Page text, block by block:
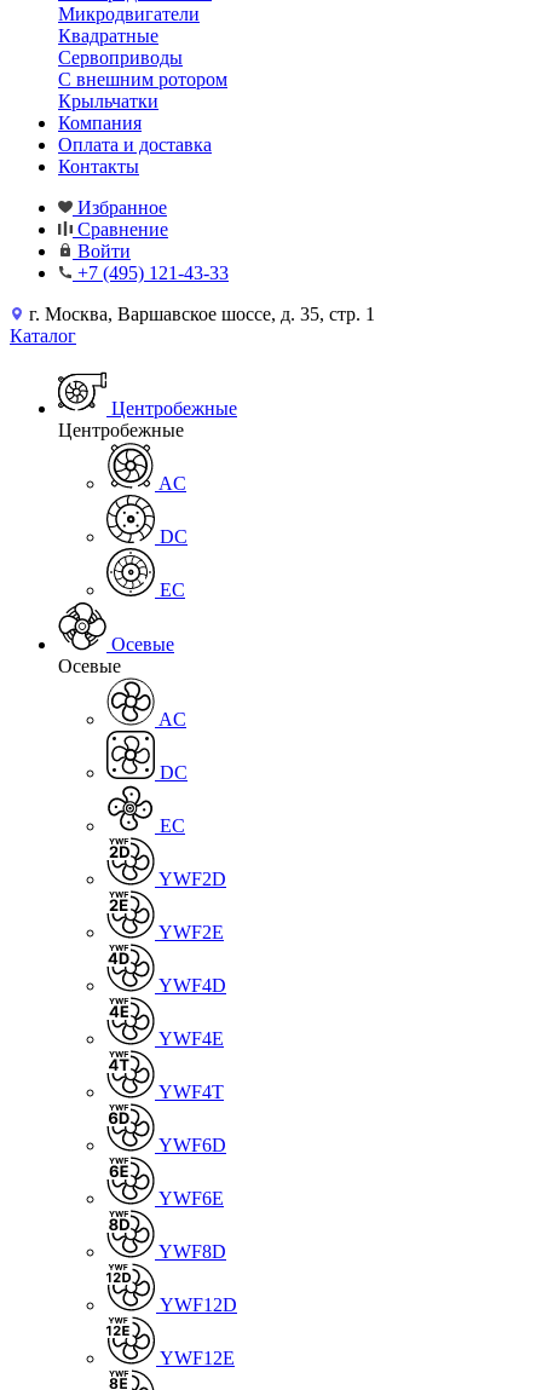
Микродвигатели
Квадратные
Сервоприводы
С внешним ротором
Крыльчатки
Компания
Оплата и доставка
Контакты
Избранное
Сравнение
Войти
+7 (495) 121-43-33
г. Москва, Варшавское шоссе, д. 35, стр. 1
Каталог
Центробежные
Центробежные
AC
DC
EC
Осевые
Осевые
AC
DC
EC
YWF2D
YWF2E
YWF4D
YWF4E
YWF4T
YWF6D
YWF6E
YWF8D
YWF12D
YWF12E